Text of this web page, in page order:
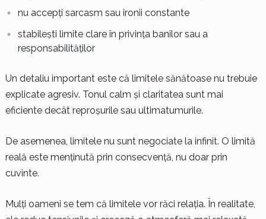
nu accepți sarcasm sau ironii constante
stabilești limite clare în privința banilor sau a
responsabilităților
Un detaliu important este că limitele sănătoase nu trebuie
explicate agresiv. Tonul calm și claritatea sunt mai
eficiente decât reproșurile sau ultimatumurile.
De asemenea, limitele nu sunt negociate la infinit. O limită
reală este menținută prin consecvență, nu doar prin
cuvinte.
Mulți oameni se tem că limitele vor răci relația. În realitate,